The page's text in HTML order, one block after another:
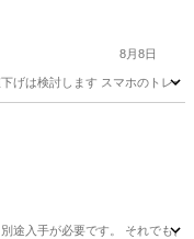
8月8日
げは検討します スマホのトレー
途入手が必要です。 それでも